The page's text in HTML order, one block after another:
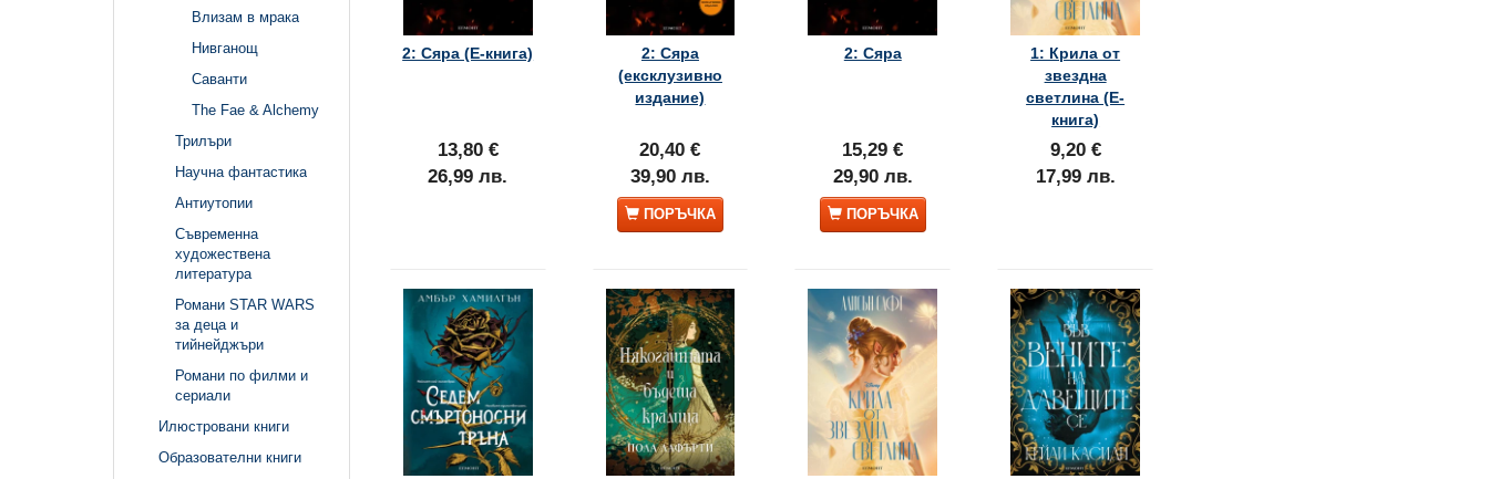
Влизам в мрака
Нивганощ
Саванти
The Fae & Alchemy
Трилъри
Научна фантастика
Антиутопии
Съвременна
художествена
литература
Романи STAR WARS
за деца и
тийнейджъри
Романи по филми и
сериали
Илюстровани книги
Образователни книги
2: Сяра (Е-книга)
13,80 €
26,99 лв.
2: Сяра
(ексклузивно
издание)
20,40 €
39,90 лв.
ПОРЪЧКА
2: Сяра
15,29 €
29,90 лв.
ПОРЪЧКА
1: Крила от
звездна
светлина (Е-
книга)
9,20 €
17,99 лв.